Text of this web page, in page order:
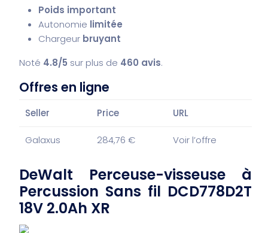
Poids important
Autonomie limitée
Chargeur bruyant
Noté 4.8/5 sur plus de 460 avis.
Offres en ligne
Seller Price URL
Galaxus 284,76 € Voir l’offre
DeWalt Perceuse-visseuse à
Percussion Sans fil DCD778D2T
18V 2.0Ah XR